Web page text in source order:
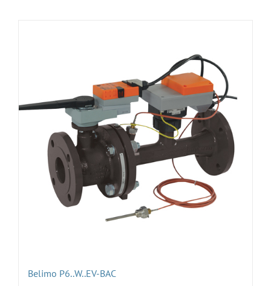
Belimo P6..W..EV-BAC